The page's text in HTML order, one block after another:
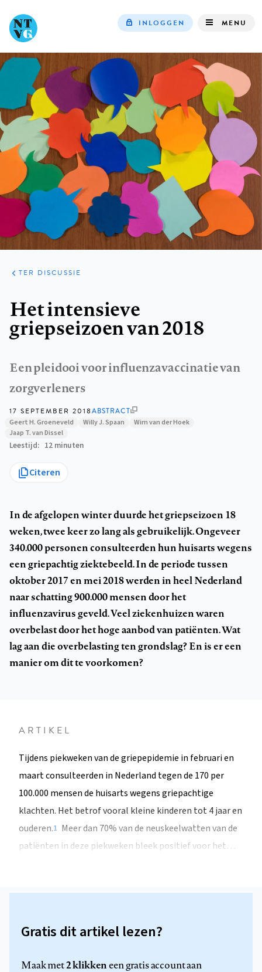
navigation
INLOGGEN MENU
Een pleidooi voor influenzavaccinatie van
zorgverleners
ARTIKELEN
OPINIE
TER DISCUSSIE
Het intensieve
griepseizoen van 2018
17 SEPTEMBER 2018ABSTRACT
Geert H. Groeneveld Willy J. Spaan
Wim van der Hoek
Jaap T. van Dissel
Leestijd 12 minuten
Citeren
In de afgelopen winter duurde het griepseizoen 18
weken, twee keer zo lang als gebruikelijk. Ongeveer
340.000 personen consulteerden hun huisarts wegens
een griepachtig ziektebeeld. In de periode tussen
oktober 2017 en mei 2018 werden in heel Nederland
naar schatting 900.000 mensen door het
influenzavirus geveld. Veel ziekenhuizen waren
overbelast door het hoge aanbod van patiënten. Wat
lag aan die overbelasting ten grondslag? En is er een
manier om dit te voorkomen?
ARTIKEL
Tijdens piekweken van de griepepidemie in februari en
maart consulteerden in Nederland tegen de 170 per
100.000 mensen de huisarts wegens griepachtige
klachten. Het betrof vooral kleine kinderen tot 4 jaar en
ouderen.1 Meer dan 70% van de neuskeelwatten van de
patiënten in deze piekweken bleek positief voor het…
Gratis dit artikel lezen?
Maak met2 klikkeneen gratis account aan